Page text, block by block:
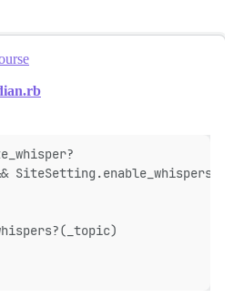
SiteSetting.enable_whispers?